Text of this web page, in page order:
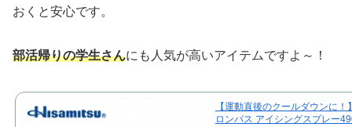
おくと安心です。
部活帰りの学生さんにも人気が高いアイテムですよ～！
【運動直後のクールダウンに！
ロンパス アイシングスプレー